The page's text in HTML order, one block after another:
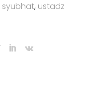
syubhat, ustadz